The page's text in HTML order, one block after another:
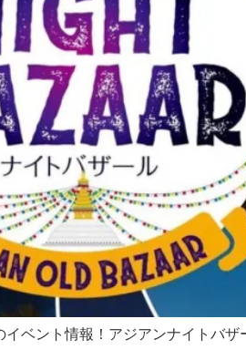
ベント情報！アジアンナイトバ